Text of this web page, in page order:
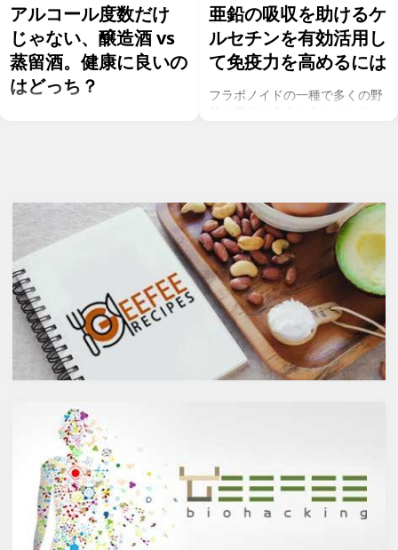
アルコール度数だけ
じゃない、醸造酒 vs
蒸留酒。健康に良いの
はどっち？
やウォッカ等の蒸留酒は、度数
も高いため健康に悪そうなイ
メージで、ワインや日本酒など
は何となくナチュラルな感じで
アルコール度数も低いのでそう
悪くもなさそうなイメージです
が、実際のところどうなので
しょうか？今回は、大きく分け
て2種類あるお酒の製造方法
（醸造酒と蒸留酒）の違いに
よって健康に対してどのような
ていきます。
醸造酒と蒸留酒の違いとは？
主にお酒は製造方法によって醸
造酒と蒸留酒の2つと、香料や
糖分、果実などを加えた混成酒
に分けられます。醸造酒は、果
実や穀物のような糖分を含んだ
原料を酵母によりアルコール発
酵させて造られたもの。蒸留酒
亜鉛の吸収を助けるケ
ルセチンを有効活用し
て免疫力を高めるには
フラボノイドの一種で多くの野
菜や果物に含まれるケルセチ
まれるケルセチンが、血中コレ
ステロールを値を抑え心臓病の
リスクを軽減するということを
お伝えしましたが、ケルセチン
には抗菌抗ウィルス作用があり
ウイルスとの闘いを促進する可
能性があると言われています。
また、免疫力の維持に重要な働
きを持つ亜鉛との相乗効果もあ
ると考えられています。今回
は、このケルセチンの健康効果
ない植物化合物であるケルセチ
ンは、ブドウやリンゴなどの果
物や、ブロッコリやトマト、タ
マネギなどの野菜、お蕎麦にも